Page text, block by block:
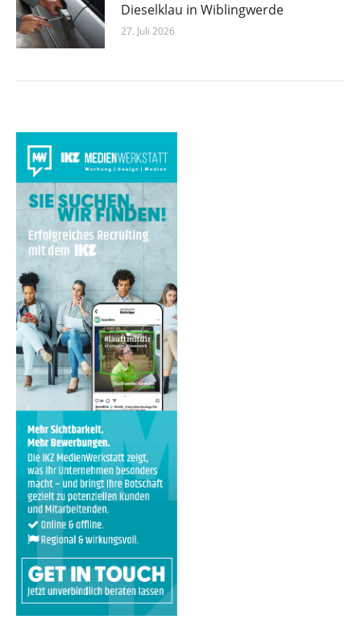
Dieselklau in Wiblingwerde
27. Juli 2026